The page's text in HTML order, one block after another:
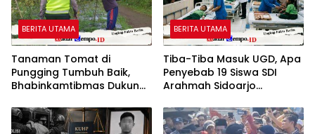
BERITA UTAMA
Tanaman Tomat di
Pungging Tumbuh Baik,
Bhabinkamtibmas Dukung
Pangan Nasional
BERITA UTAMA
Tiba-Tiba Masuk UGD, Apa
Penyebab 19 Siswa SDI
Arahmah Sidoarjo